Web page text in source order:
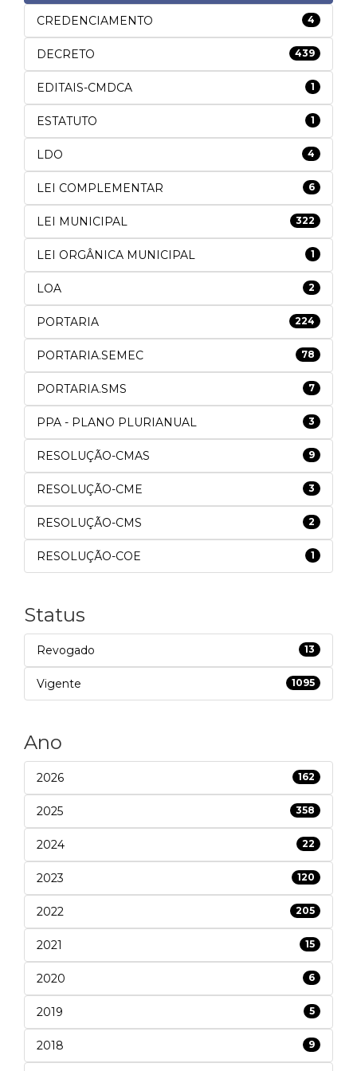
CREDENCIAMENTO 4
DECRETO 439
EDITAIS-CMDCA 1
ESTATUTO 1
LDO 4
LEI COMPLEMENTAR 6
LEI MUNICIPAL 322
LEI ORGÂNICA MUNICIPAL 1
LOA 2
PORTARIA 224
PORTARIA.SEMEC 78
PORTARIA.SMS 7
PPA - PLANO PLURIANUAL 3
RESOLUÇÃO-CMAS 9
RESOLUÇÃO-CME 3
RESOLUÇÃO-CMS 2
RESOLUÇÃO-COE 1
Status
Revogado 13
Vigente 1095
Ano
2026 162
2025 358
2024 22
2023 120
2022 205
2021 15
2020 6
2019 5
2018 9